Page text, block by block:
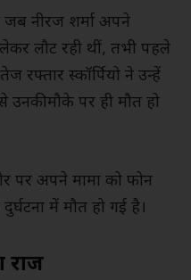
जब नीरज शर्मा अपने
लौट रही थीं, तभी पहले
रफ्तार स्कॉर्पियो ने उन्हें
उनकी मौके पर ही मौत हो
पर अपने मामा को फोन
में मौत हो गई है।
राज